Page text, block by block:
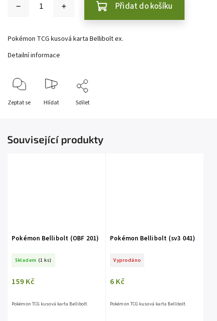
Přidat do košíku
Pokémon TCG kusová karta Bellibolt ex.
Detailní informace
Zeptat se Hlídat Sdílet
Související produkty
Pokémon Bellibolt (OBF 201)
Skladem (1 ks)
159 Kč
Pokémon TCG kusová karta Bellibolt.
Pokémon Bellibolt (sv3 041)
Vyprodáno
6 Kč
Pokémon TCG kusová karta Bellibolt.